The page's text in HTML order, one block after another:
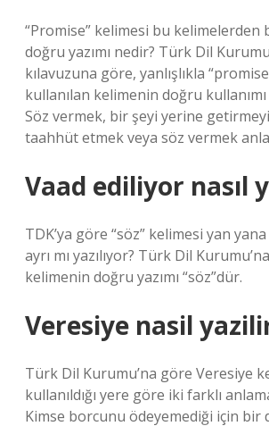
“Promise” kelimesi bu kelimelerden
doğru yazımı nedir? Türk Dil
kılavuzuna göre, yanlışlıkla
kullanılan kelimenin doğru
Söz vermek, bir şeyi yerine getirmeyi
taahhüt etmek veya söz vermek
Vaad ediliyor nasıl
TDK’ya göre “söz” kelimesi yan yana
ayrı mı yazılıyor? Türk Dil
kelimenin doğru yazımı “söz”dür.
Veresiye nasil
Türk Dil Kurumu’na göre Veresiye
kullanıldığı yere göre iki farklı
Kimse borcunu ödeyemediği için bir